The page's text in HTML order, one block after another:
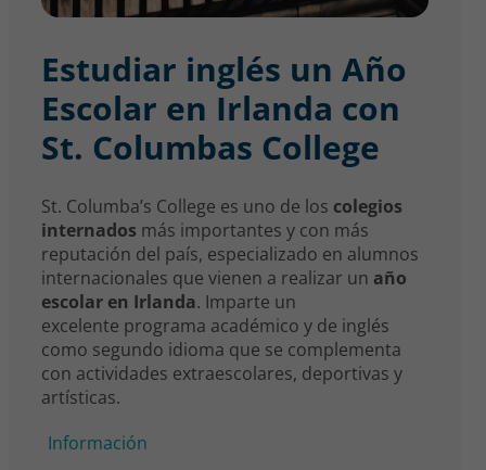
Estudiar inglés un Año
Escolar en Irlanda con
St. Columbas College
St. Columba’s College es uno de los colegios
internados más importantes y con más
reputación del país, especializado en alumnos
internacionales que vienen a realizar un año
escolar en Irlanda. Imparte un
excelente programa académico y de inglés
como segundo idioma que se complementa
con actividades extraescolares, deportivas y
artísticas.
Información